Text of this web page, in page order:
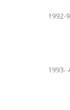
1992-
1993-